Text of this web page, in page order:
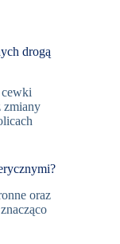
drogą
zmiany
oraz